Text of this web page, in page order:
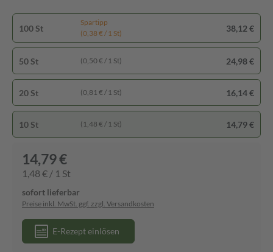
100 St
Spartipp
(0,38 € / 1 St)
38,12 €
50 St (0,50 € / 1 St) 24,98 €
20 St (0,81 € / 1 St) 16,14 €
10 St (1,48 € / 1 St) 14,79 €
14,79 €
1,48 € / 1 St
sofort lieferbar
Preise inkl. MwSt. ggf. zzgl. Versandkosten
E-Rezept einlösen